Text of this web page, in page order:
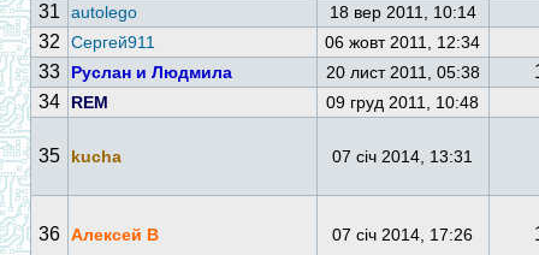
31 autolego 18 вер 2011, 10:14
32 Сергей911 06 жовт 2011, 12:34
33 Руслан и Людмила 20 лист 2011, 05:38
34
REM 09 груд 2011, 10:48
35 kucha 07 січ 2014, 13:31
36 Алексей В 07 січ 2014, 17:26